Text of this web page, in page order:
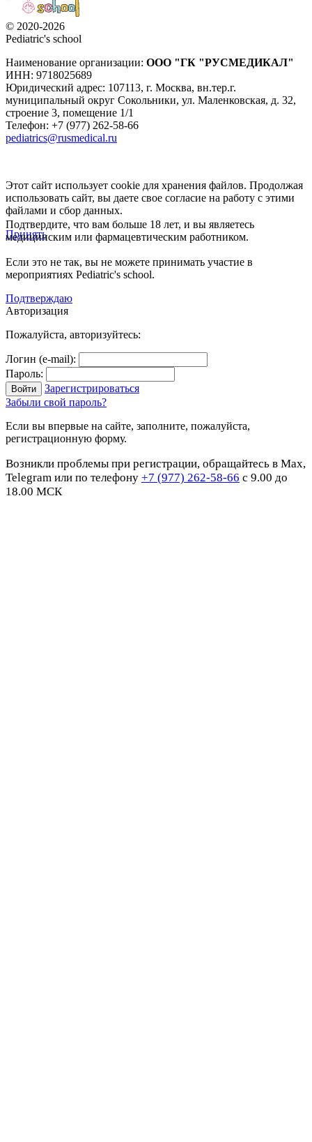
© 2020-2026
Pediatric's school
Наименование организации: ООО "ГК "РУСМЕДИКАЛ"
ИНН: 9718025689
Юридический адрес: 107113, г. Москва, вн.тер.г.
муниципальный округ Сокольники, ул. Маленковская, д. 32,
строение 3, помещение 1/1
Телефон: +7 (977) 262-58-66
pediatrics@rusmedical.ru
Этот сайт использует cookie для хранения файлов. Продолжая
использовать сайт, вы даете свое согласие на работу с этими
файлами и сбор данных.
Принять
Подтвердите, что вам больше 18 лет, и вы являетесь
медицинским или фармацевтическим работником.
Если это не так, вы не можете принимать участие в
мероприятиях Pediatric's school.
Подтверждаю
Авторизация
Пожалуйста, авторизуйтесь:
Логин (e-mail):
Пароль:
Зарегистрироваться
Забыли свой пароль?
Если вы впервые на сайте, заполните, пожалуйста,
регистрационную форму.
Возникли проблемы при регистрации, обращайтесь в Max,
Telegram или по телефону +7 (977) 262-58-66 с 9.00 до
18.00 МСК